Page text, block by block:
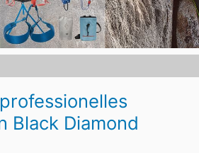
Black Diamond